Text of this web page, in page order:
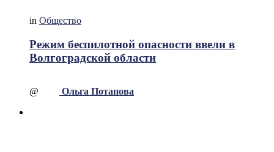
in Общество
Режим беспилотной опасности ввели в
Волгоградской области
@ Ольга Потапова